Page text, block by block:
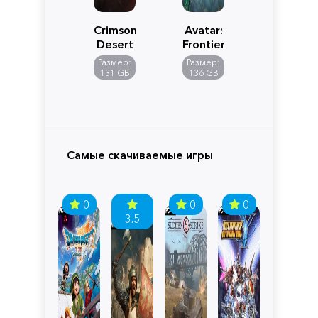
Crimson
Desert
Размер:
131 GB
Avatar:
Frontiers
of
Pandora
Размер:
136 GB
Самые скачиваемые игры
0
3.5
0 0